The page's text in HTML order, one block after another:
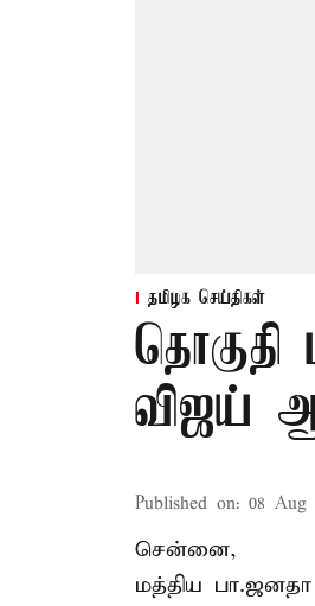
தமிழக செய்திகள்
விஜய்
Published on: 08 Aug
சென்னை,
மத்திய